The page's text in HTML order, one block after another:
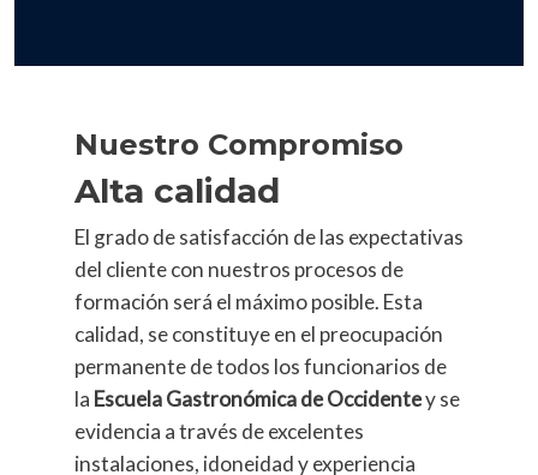
Nuestro Compromiso
Alta calidad
El grado de satisfacción de las expectativas
del cliente con nuestros procesos de
formación será el máximo posible. Esta
calidad, se constituye en el preocupación
permanente de todos los funcionarios de
la Escuela Gastronómica de Occidentey se
evidencia a través de excelentes
instalaciones, idoneidad y experiencia